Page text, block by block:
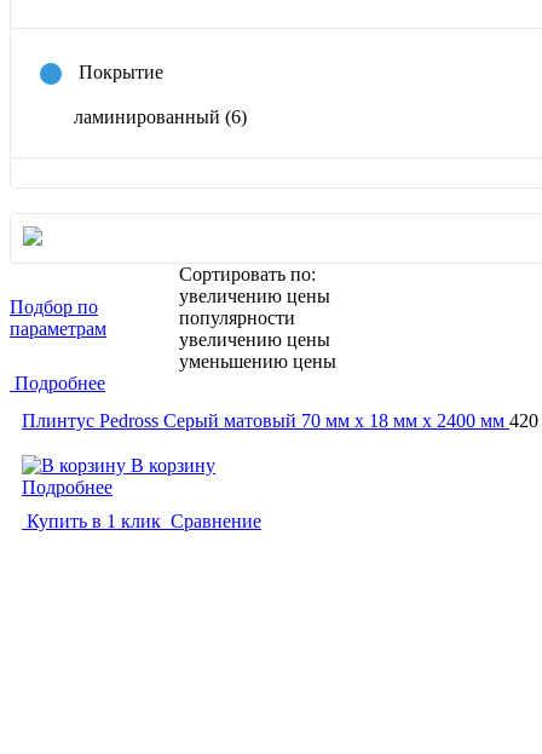
Покрытие
ламинированный (6)
Подбор по
параметрам
Сортировать по:
увеличению цены
популярности
увеличению цены
уменьшению цены
Подробнее
Плинтус Pedross Серый матовый 70 мм х 18 мм х 2400 мм
В корзину
Подробнее
Купить в 1 клик Сравнение